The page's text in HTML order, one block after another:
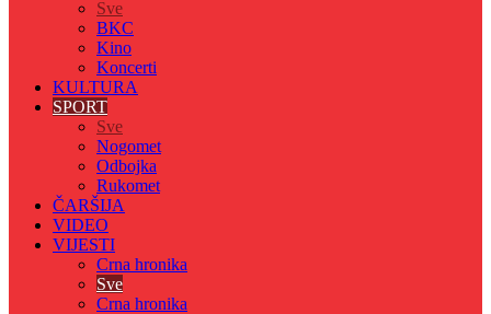
Sve
BKC
Kino
Koncerti
KULTURA
SPORT
Sve
Nogomet
Odbojka
Rukomet
ČARŠIJA
VIDEO
VIJESTI
Crna hronika
Sve
Crna hronika